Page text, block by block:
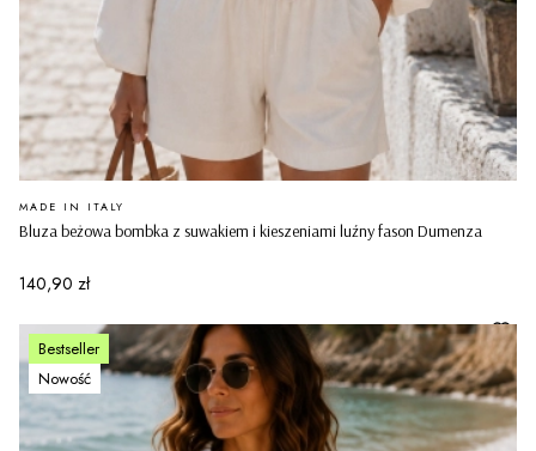
Bluza beżowa bombka z suwakiem i kieszeniami luźny fason Dumenza
PRODUCENT
MADE IN ITALY
Cena
140,90 zł
Bestseller
Nowość